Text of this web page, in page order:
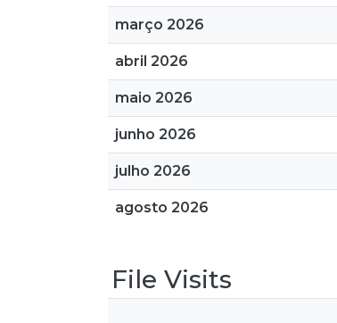
março 2026
abril 2026
maio 2026
junho 2026
julho 2026
agosto 2026
File Visits